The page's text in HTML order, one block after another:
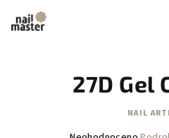
obsah
27D Gel
NAIL